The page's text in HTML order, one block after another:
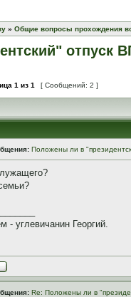
» Общие вопросы прохождения
отпуск
1 из 1 [ Сообщений: 2 ]
Положены ли в
- углевичанин Георгий.
Re: Положены ли в